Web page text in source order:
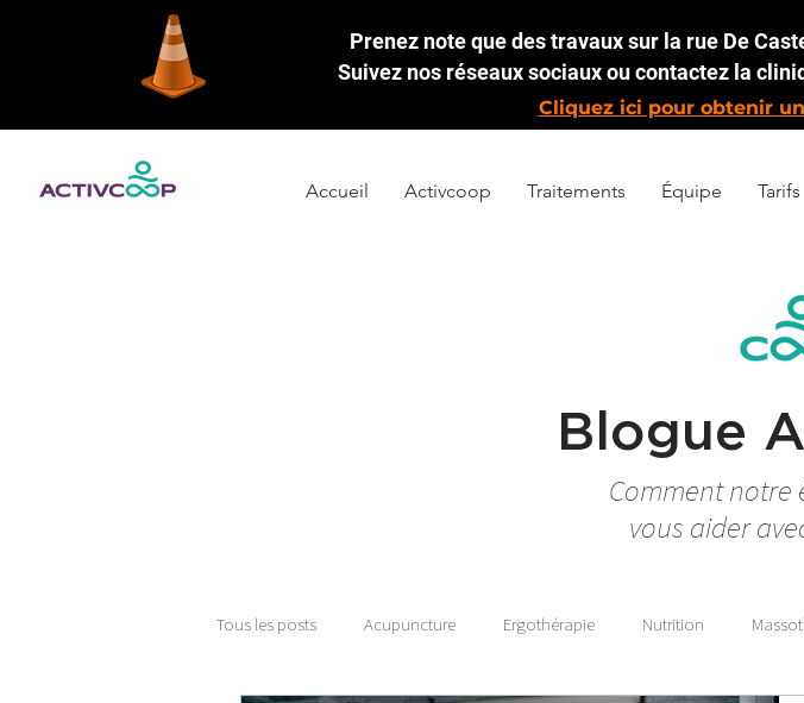
Prenez note que des travaux sur la rue De
Suivez nos réseaux sociaux ou contactez la
Cliquez ici pour obtenir
Accueil Activcoop Traitements Équipe Tarifs
Blogue
Comment notre
vous aider
Tous les posts Acupuncture Ergothérapie Nutrition